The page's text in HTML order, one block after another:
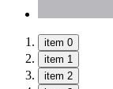
item 0
item 1
item 2